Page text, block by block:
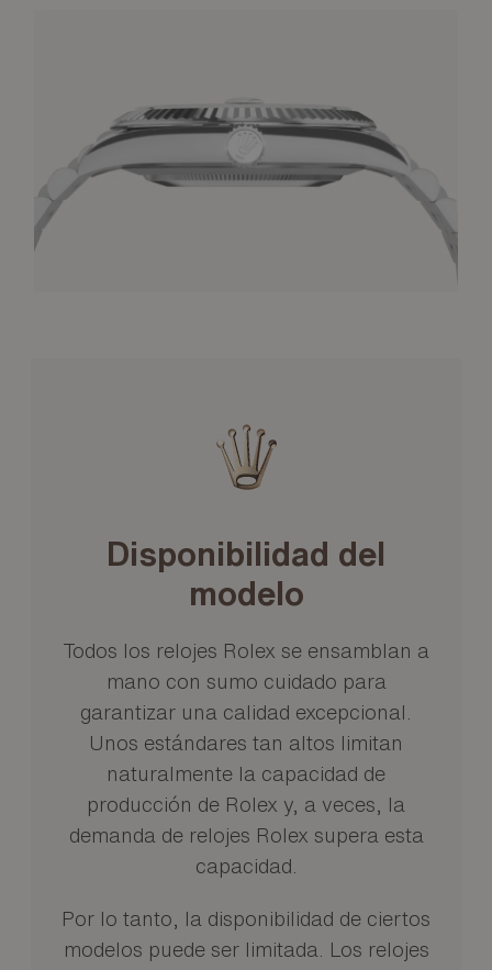
Disponibilidad del
modelo
Todos los relojes Rolex se ensamblan a
mano con sumo cuidado para
garantizar una calidad excepcional.
Unos estándares tan altos limitan
naturalmente la capacidad de
producción de Rolex y, a veces, la
demanda de relojes Rolex supera esta
capacidad.
Por lo tanto, la disponibilidad de ciertos
modelos puede ser limitada. Los relojes